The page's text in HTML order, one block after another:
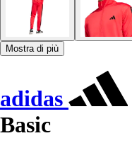
Mostra di più
adidas
Basic